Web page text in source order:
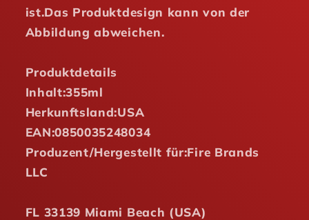
ist.Das Produktdesign kann von der
Abbildung abweichen.
Produktdetails
Inhalt:355ml
Herkunftsland:USA
EAN:0850035248034
Produzent/Hergestellt für:Fire Brands
LLC
FL 33139 Miami Beach (USA)